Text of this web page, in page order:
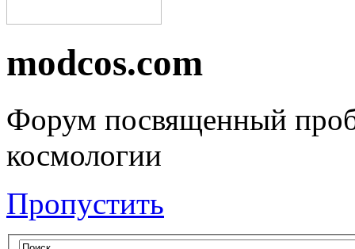
modcos.com
Форум посвященный
космологии
Пропустить